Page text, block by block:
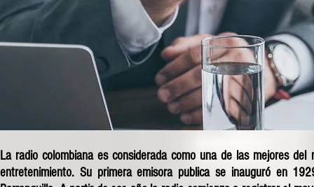
La radio colombiana es considerada como una de las mejores
entretenimiento. Su primera emisora publica se inauguró en